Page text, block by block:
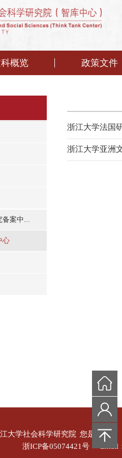
概览 政策文件
备案中...
心
浙江大学法国
浙江大学亚洲
大学社会科学研究院 您是本站第
浙ICP备05074421号